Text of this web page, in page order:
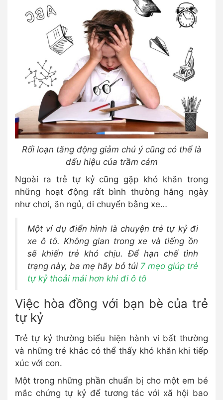
Rối loạn tăng động giảm chú ý cũng có thể là
dấu hiệu của trầm cảm
Ngoài ra trẻ tự kỷ cũng gặp khó khăn trong
những hoạt động rất bình thường hằng ngày
như chơi, ăn ngủ, di chuyển bằng xe…
Một ví dụ điển hình là chuyện trẻ tự kỷ đi
xe ô tô. Không gian trong xe và tiếng ồn
sẽ khiến trẻ khó chịu. Để hạn chế tình
trạng này, ba mẹ hãy bỏ túi 7 mẹo giúp trẻ
tự kỷ thoải mái hơn khi đi ô tô
Việc hòa đồng với bạn bè của trẻ
tự kỷ
Trẻ tự kỷ thường biểu hiện hành vi bất thường
và những trẻ khác có thể thấy khó khăn khi tiếp
xúc với con.
Một trong những phần chuẩn bị cho một em bé
mắc chứng tự kỷ để tương tác với xã hội bao